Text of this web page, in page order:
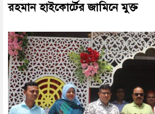
রহমান হাইকোর্টের জামিনে মুক্ত